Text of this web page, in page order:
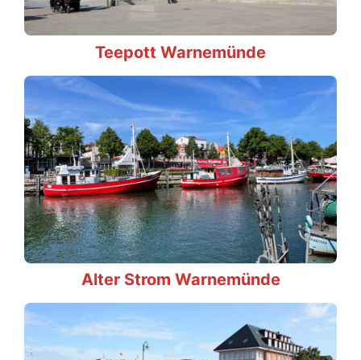
Teepott Warnemünde
Alter Strom Warnemünde